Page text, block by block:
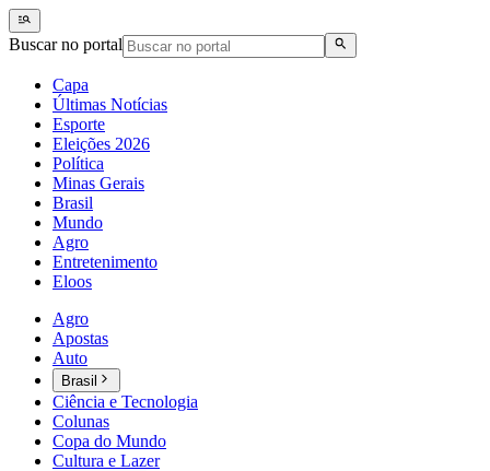
Buscar no portal
Capa
Últimas Notícias
Esporte
Eleições 2026
Política
Minas Gerais
Brasil
Mundo
Agro
Entretenimento
Eloos
Agro
Apostas
Auto
Brasil
Ciência e Tecnologia
Colunas
Copa do Mundo
Cultura e Lazer